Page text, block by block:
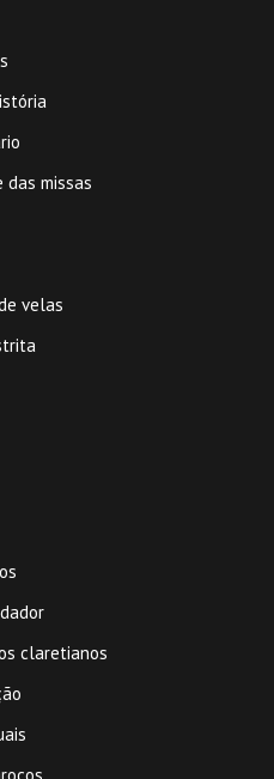
das missas
velas
claretianos